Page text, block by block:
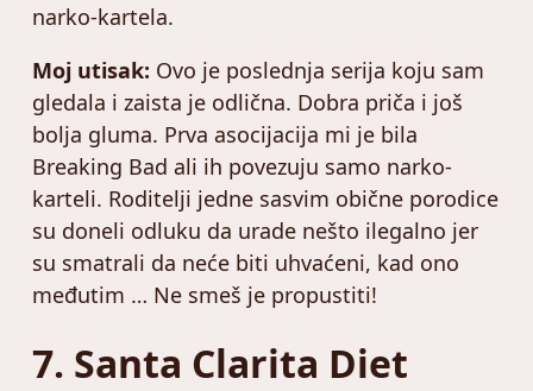
narko-kartela.
Moj utisak: Ovo je poslednja serija koju sam
gledala i zaista je odlična. Dobra priča i još
bolja gluma. Prva asocijacija mi je bila
Breaking Bad ali ih povezuju samo narko-
karteli. Roditelji jedne sasvim obične porodice
su doneli odluku da urade nešto ilegalno jer
su smatrali da neće biti uhvaćeni, kad ono
međutim … Ne smeš je propustiti!
7. Santa Clarita Diet